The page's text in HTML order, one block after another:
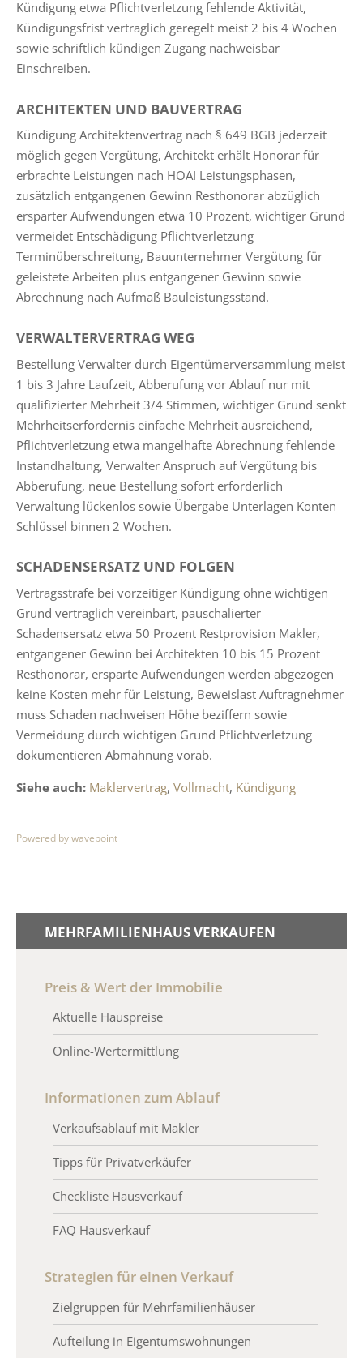
Kündigung etwa Pflichtverletzung fehlende Aktivität,
Kündigungsfrist vertraglich geregelt meist 2 bis 4 Wochen
sowie schriftlich kündigen Zugang nachweisbar
Einschreiben.
ARCHITEKTEN UND BAUVERTRAG
Kündigung Architektenvertrag nach § 649 BGB jederzeit
möglich gegen Vergütung, Architekt erhält Honorar für
erbrachte Leistungen nach HOAI Leistungsphasen,
zusätzlich entgangenen Gewinn Resthonorar abzüglich
ersparter Aufwendungen etwa 10 Prozent, wichtiger Grund
vermeidet Entschädigung Pflichtverletzung
Terminüberschreitung, Bauunternehmer Vergütung für
geleistete Arbeiten plus entgangener Gewinn sowie
Abrechnung nach Aufmaß Bauleistungsstand.
VERWALTERVERTRAG WEG
Bestellung Verwalter durch Eigentümerversammlung meist
1 bis 3 Jahre Laufzeit, Abberufung vor Ablauf nur mit
qualifizierter Mehrheit 3/4 Stimmen, wichtiger Grund senkt
Mehrheitserfordernis einfache Mehrheit ausreichend,
Pflichtverletzung etwa mangelhafte Abrechnung fehlende
Instandhaltung, Verwalter Anspruch auf Vergütung bis
Abberufung, neue Bestellung sofort erforderlich
Verwaltung lückenlos sowie Übergabe Unterlagen Konten
Schlüssel binnen 2 Wochen.
SCHADENSERSATZ UND FOLGEN
Vertragsstrafe bei vorzeitiger Kündigung ohne wichtigen
Grund vertraglich vereinbart, pauschalierter
Schadensersatz etwa 50 Prozent Restprovision Makler,
entgangener Gewinn bei Architekten 10 bis 15 Prozent
Resthonorar, ersparte Aufwendungen werden abgezogen
keine Kosten mehr für Leistung, Beweislast Auftragnehmer
muss Schaden nachweisen Höhe beziffern sowie
Vermeidung durch wichtigen Grund Pflichtverletzung
dokumentieren Abmahnung vorab.
Siehe auch: Maklervertrag, Vollmacht, Kündigung
Powered by wavepoint
MEHRFAMILIENHAUS VERKAUFEN
Preis & Wert der Immobilie
Aktuelle Hauspreise
Online-Wertermittlung
Informationen zum Ablauf
Verkaufsablauf mit Makler
Tipps für Privatverkäufer
Checkliste Hausverkauf
FAQ Hausverkauf
Strategien für einen Verkauf
Zielgruppen für Mehrfamilienhäuser
Aufteilung in Eigentumswohnungen